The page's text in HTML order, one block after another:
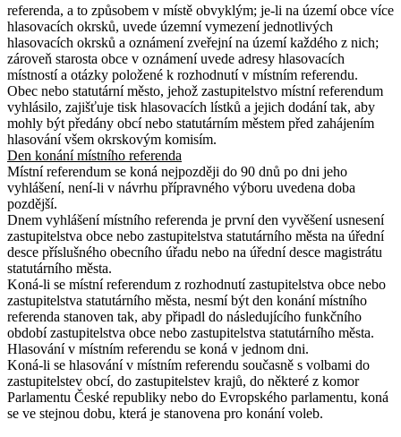
referenda, a to způsobem v místě obvyklým; je-li na území obce více
hlasovacích okrsků, uvede územní vymezení jednotlivých
hlasovacích okrsků a oznámení zveřejní na území každého z nich;
zároveň starosta obce v oznámení uvede adresy hlasovacích
místností a otázky položené k rozhodnutí v místním referendu.
Obec nebo statutární město, jehož zastupitelstvo místní referendum
vyhlásilo, zajišťuje tisk hlasovacích lístků a jejich dodání tak, aby
mohly být předány obcí nebo statutárním městem před zahájením
hlasování všem okrskovým komisím.
Den konání místního referenda
Místní referendum se koná nejpozději do 90 dnů po dni jeho
vyhlášení, není-li v návrhu přípravného výboru uvedena doba
pozdější.
Dnem vyhlášení místního referenda je první den vyvěšení usnesení
zastupitelstva obce nebo zastupitelstva statutárního města na úřední
desce příslušného obecního úřadu nebo na úřední desce magistrátu
statutárního města.
Koná-li se místní referendum z rozhodnutí zastupitelstva obce nebo
zastupitelstva statutárního města, nesmí být den konání místního
referenda stanoven tak, aby připadl do následujícího funkčního
období zastupitelstva obce nebo zastupitelstva statutárního města.
Hlasování v místním referendu se koná v jednom dni.
Koná-li se hlasování v místním referendu současně s volbami do
zastupitelstev obcí, do zastupitelstev krajů, do některé z komor
Parlamentu České republiky nebo do Evropského parlamentu, koná
se ve stejnou dobu, která je stanovena pro konání voleb.